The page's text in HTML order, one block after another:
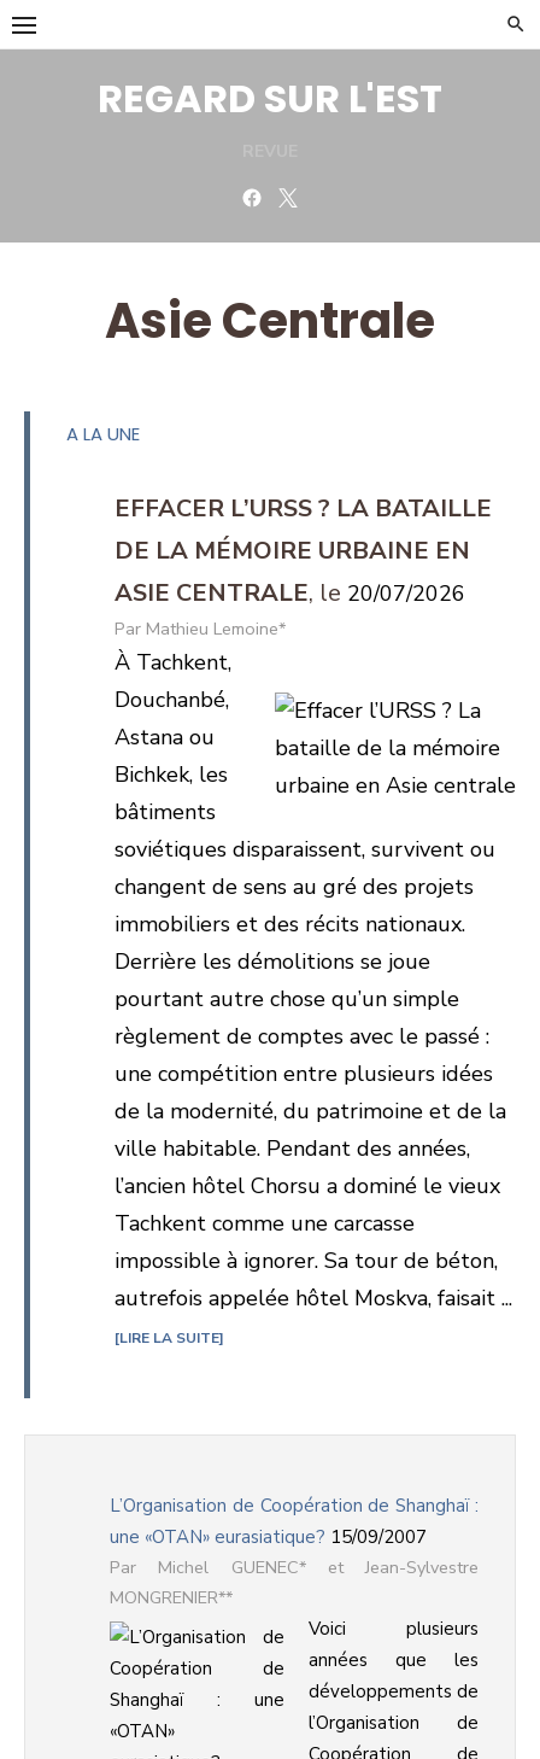
Skip
to
REGARD SUR L'EST
Facebook
Asie Centrale
A LA UNE
EFFACER L’URSS ? LA BATAILLE
DE LA MÉMOIRE URBAINE EN
ASIE CENTRALE
20/07/2026
Mathieu Lemoine*
À Tachkent,
Douchanbé,
Astana ou
Bichkek, les
bâtiments
soviétiques disparaissent, survivent ou
changent de sens au gré des projets
immobiliers et des récits nationaux.
Derrière les démolitions se joue
pourtant autre chose qu’un simple
règlement de comptes avec le passé :
une compétition entre plusieurs idées
de la modernité, du patrimoine et de la
ville habitable. Pendant des années,
l’ancien hôtel Chorsu a dominé le vieux
Tachkent comme une carcasse
impossible à ignorer. Sa tour de béton,
autrefois appelée hôtel Moskva, faisait ...
LIRE LA SUITE
L’Organisation de Coopération de Shanghaï :
une «OTAN» eurasiatique? 15/09/2007
Michel GUENEC* et Jean-Sylvestre
MONGRENIER**
Voici plusieurs
années que les
développements de
l’Organisation de
Coopération de